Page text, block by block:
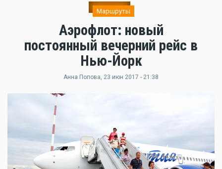
Маршруты
Аэрофлот: новый
постоянный вечерний рейс в
Нью-Йорк
Анна Попова, 23 июн 2017 - 21:38